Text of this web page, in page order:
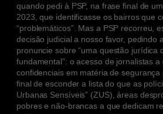
quando pedi à PSP, na frase final de
2023, que identificasse os bairros que
“problemáticos”. Mas a PSP recorreu,
decisão judicial a nosso favor, pedindo
pronuncie sobre “uma questão jurídica
fundamental”: o acesso de jornalistas
confidenciais em matéria de segurança
final de esconder a lista do que as
Urbanas Sensíveis” (ZUS), áreas
pobres e não-brancas a que dedicam